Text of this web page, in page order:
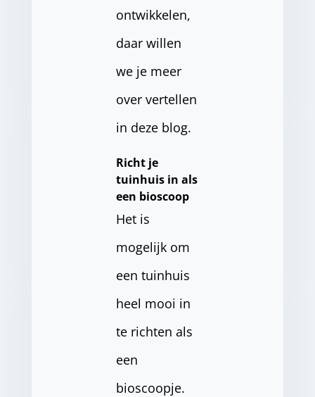
ontwikkelen,
daar willen
we je meer
over vertellen
in deze blog.
Richt je
tuinhuis in als
een bioscoop
Het is
mogelijk om
een tuinhuis
heel mooi in
te richten als
een
bioscoopje.